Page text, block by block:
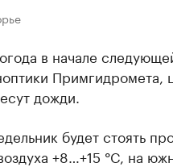
в начале
Примгидромета,
дожди.
будет стоять
+8…+15 °C, на